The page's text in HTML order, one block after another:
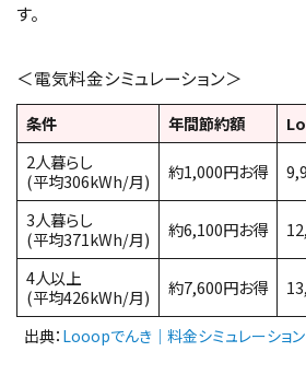
す。
＜電気料金シミュレーション＞
条件 年間節約額
2人暮らし
(平均306kWh/月)
約1,000円お得
3人暮らし
(平均371kWh/月)
約6,100円お得
4人以上
(平均426kWh/月)
約7,600円お得
出典： Looopでんき｜料金シミュレーション